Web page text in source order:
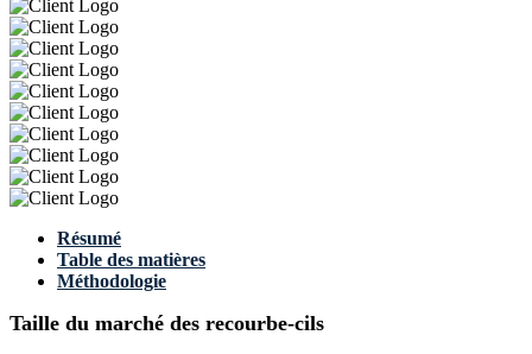
Résumé
Table des matières
Méthodologie
Taille du marché des recourbe-cils